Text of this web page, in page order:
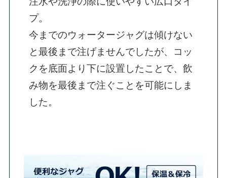
プ。
今までのウォータージャグは傾けない
と最後まで注げませんでしたが、コッ
クを底面より下に設置したことで、飲
み物を最後まで注ぐことを可能にしま
した。